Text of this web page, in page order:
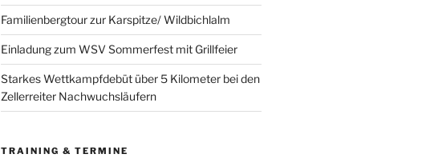
Familienbergtour zur Karspitze/ Wildbichlalm
Einladung zum WSV Sommerfest mit Grillfeier
Starkes Wettkampfdebüt über 5 Kilometer bei den
Zellerreiter Nachwuchsläufern
TRAINING & TERMINE